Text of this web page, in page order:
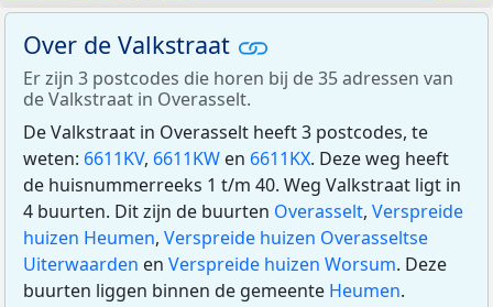
Over de Valkstraat
Er zijn 3 postcodes die horen bij de 35 adressen van
de Valkstraat in Overasselt.
De Valkstraat in Overasselt heeft 3 postcodes, te
weten: 6611KV, 6611KW en 6611KX. Deze weg heeft
de huisnummerreeks 1 t/m 40. Weg Valkstraat ligt in
4 buurten. Dit zijn de buurten Overasselt, Verspreide
huizen Heumen, Verspreide huizen Overasseltse
Uiterwaarden en Verspreide huizen Worsum. Deze
buurten liggen binnen de gemeente Heumen.